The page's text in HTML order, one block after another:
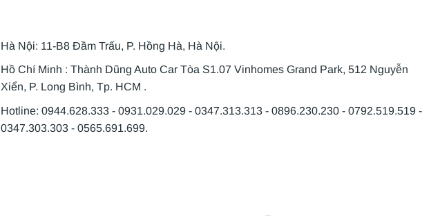
Hà Nội: 11-B8 Đầm Trấu, P. Hồng Hà, Hà Nội.
Hồ Chí Minh : Thành Dũng Auto Car Tòa S1.07 Vinhomes Grand Park, 512 Nguyễn
Xiển, P. Long Bình, Tp. HCM .
Hotline: 0944.628.333 - 0931.029.029 - 0347.313.313 - 0896.230.230 - 0792.519.519 -
0347.303.303 - 0565.691.699.